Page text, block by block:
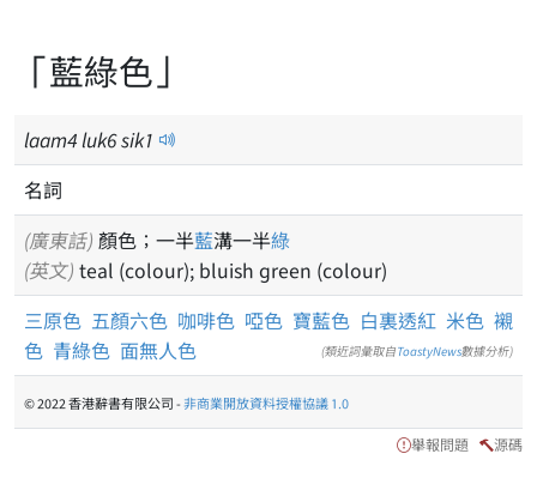
「藍綠色」
laam4luk6sik1
名詞
(廣東話) 顏色；一半藍溝一半綠
(英文) teal (colour); bluish green (colour)
三原色 五顏六色 咖啡色 啞色 寶藍色 白裏透紅 米色 襯
色 青綠色 面無人色 (類近詞彙取自ToastyNews數據分析)
© 2022 香港辭書有限公司 -非商業開放資料授權協議 1.0
舉報問題 源碼